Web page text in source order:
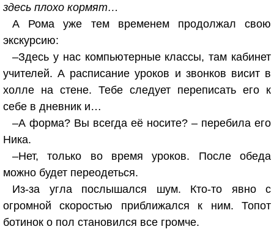
здесь плохо кормят…
А Рома уже тем временем продолжал свою
экскурсию:
–Здесь у нас компьютерные классы, там кабинет
учителей. А расписание уроков и звонков висит в
холле на стене. Тебе следует переписать его к
себе в дневник и…
–А форма? Вы всегда её носите? – перебила его
Ника.
–Нет, только во время уроков. После обеда
можно будет переодеться.
Из-за угла послышался шум. Кто-то явно с
огромной скоростью приближался к ним. Топот
ботинок о пол становился все громче.